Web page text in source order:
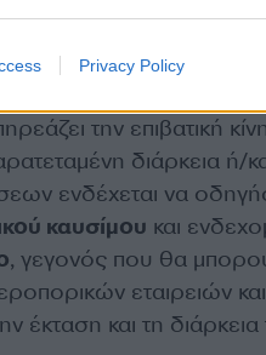
Privacy Policy
την επιβατική
διάρκεια ή/
ενδέχεται να
καυσίμου και
, γεγονός που θα
εταιρειών
έκταση και τη διάρκεια